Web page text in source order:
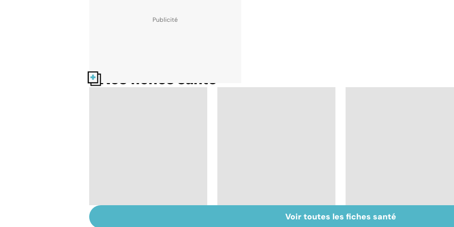
Nos fiches santé
Inflammation des
Virus du Nil
Voir toutes les fiches santé